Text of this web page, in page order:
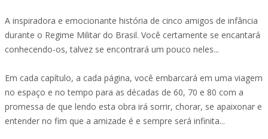
A inspiradora e emocionante história de cinco amigos de infância
durante o Regime Militar do Brasil. Você certamente se encantará
conhecendo-os, talvez se encontrará um pouco neles...
Em cada capítulo, a cada página, você embarcará em uma viagem
no espaço e no tempo para as décadas de 60, 70 e 80 com a
promessa de que lendo esta obra irá sorrir, chorar, se apaixonar e
entender no fim que a amizade é e sempre será infinita...